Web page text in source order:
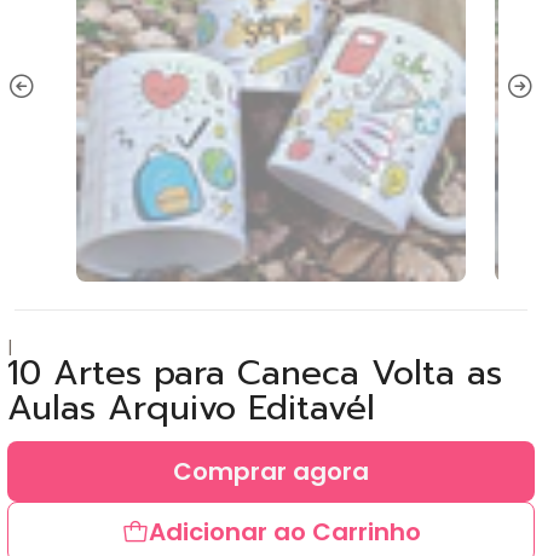
|10 Artes para Caneca Volta as
Aulas Arquivo Editavél
Adicionar ao Carrinho
Comprar agora